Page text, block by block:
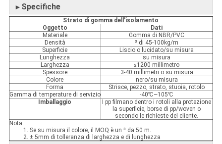
► Specifiche
Strato di gomma dell'isolamento
Oggetto
Dati
Materiale
Gomma di NBR/PVC
Densità
³ di 45-100kg/m
Superficie
Liscio o lucidato/su misura
Lunghezza
su misura
Larghezza
≤1200 millimetro
Spessore
3-40 millimetri o su misura
Colore
nero/su misura
Forma
Strisce, pezzo, strato, stuoia, rotolo
Gamma di temperature di servizio
-40℃~105℃
Imballaggio
I pp filmano dentro i rotoli alla protezione
la superficie, borse di pp/woven o
secondo le richieste del cliente.
Nota:
1. Se su misura il colore, il MOQ è un ³ da 50 m.
2. ± 5mm di tolleranza di larghezza e di lunghezza